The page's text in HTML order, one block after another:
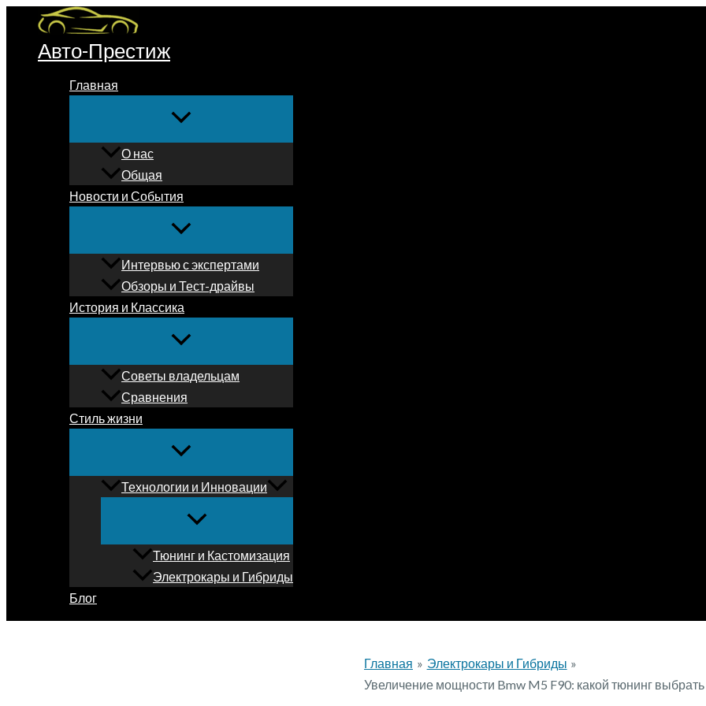
Перейти
содержимому
Авто-Престиж
Главная
О нас
Общая
Новости и События
Интервью с экспертами
Обзоры и Тест-драйвы
История и Классика
Советы владельцам
Сравнения
Стиль жизни
Технологии и Инновации
Тюнинг и Кастомизация
Электрокары и Гибриды
Блог
Главная
Электрокары и Гибриды
Увеличение мощности Bmw M5 F90: какой тюнинг